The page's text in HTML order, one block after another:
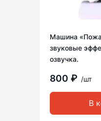
Машина
звуковые
озвучка.
800 ₽ /шт
В